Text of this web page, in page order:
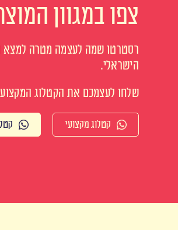
צפו במגוון
רסטרטו שמה לעצמה מטרה למצא
הישראלי.
שלחו לעצמכם את הקטלוג
קטלוג מקצועי